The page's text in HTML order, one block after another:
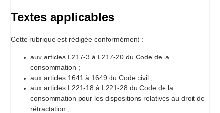
Textes applicables
Cette rubrique est rédigée conformément :
aux articles L217-3 à L217-20 du Code de la
consommation ;
aux articles 1641 à 1649 du Code civil ;
aux articles L221-18 à L221-28 du Code de la
consommation pour les dispositions relatives au droit de
rétractation ;